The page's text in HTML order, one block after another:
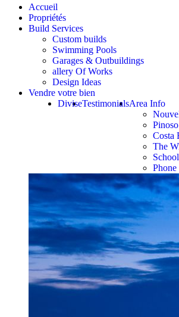
Accueil
Propriétés
Build Services
Custom builds
Swimming Pools
Garages & Outbuildings
allery Of Works
Design Ideas
Vendre votre bien
Area Info
Pinoso
Costa
The
Testimonials
Divise